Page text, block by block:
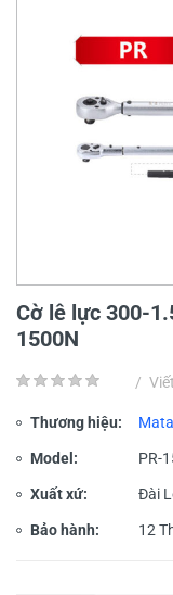
Cờ lê lực 300-
1500N
/
Thương hiệu:
Model: PR-
Xuất xứ: Đài
Bảo hành: 12